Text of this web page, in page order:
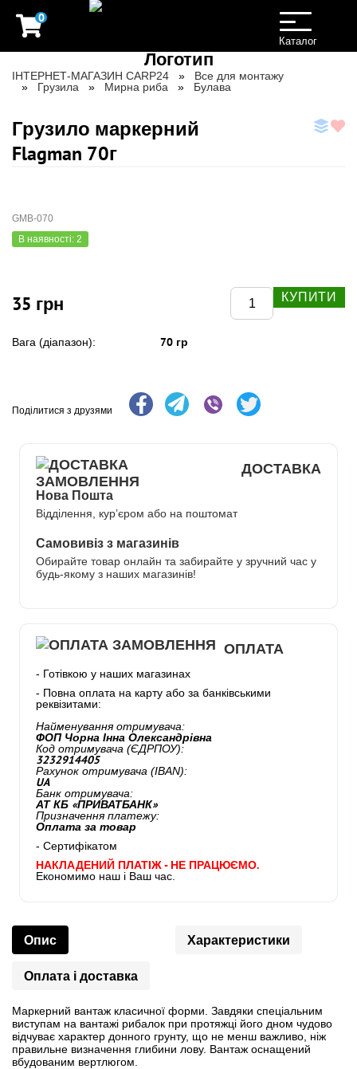
0
Toggle
navigation
Каталог
ІНТЕРНЕТ-МАГАЗИН CARP24
Все для монтажу
Грузила
Мирна риба Булава
Грузило маркерний
Flagman 70г
GMB-070
В наявності: 2
35 грн КУПИТИ
Вага (діапазон): 70 гр
Поділитися з друзями
ДОСТАВКА
Нова Пошта
Відділення, кур’єром або на поштомат
Самовивіз з магазинів
Обирайте товар онлайн та забирайте у зручний час у
будь-якому з наших магазинів!
ОПЛАТА
- Готівкою у наших магазинах
- Повна оплата на карту або за банківськими
реквізитами:
Найменування отримувача:
ФОП Чорна Інна Олександрівна
Код отримувача (ЄДРПОУ):
3232914405
Рахунок отримувача (IBAN):
UA
Банк отримувача:
АТ КБ «ПРИВАТБАНК»
Призначення платежу:
Оплата за товар
- Сертифікатом
НАКЛАДЕНИЙ ПЛАТІЖ - НЕ ПРАЦЮЄМО.
Економимо наш і Ваш час.
Опис Характеристики
Оплата і доставка
Маркерний вантаж класичної форми. Завдяки спеціальним
виступам на вантажі рибалок при протяжці його дном чудово
відчуває характер донного грунту, що не менш важливо, ніж
правильне визначення глибини лову. Вантаж оснащений
вбудованим вертлюгом.